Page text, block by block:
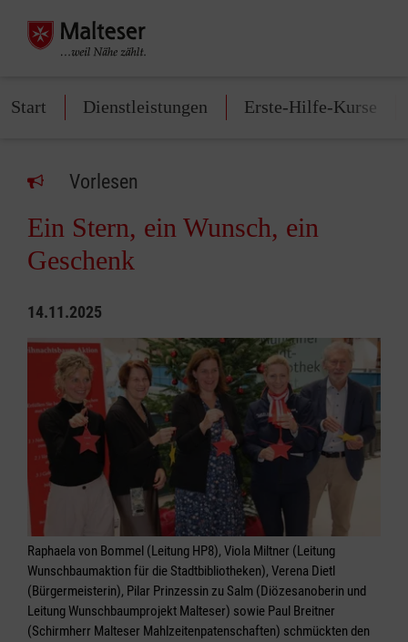
Start Dienstleistungen Erste-Hilfe-Kurse
Vorlesen
Ein Stern, ein Wunsch, ein
Geschenk
14.11.2025
Raphaela von Bommel (Leitung HP8), Viola Miltner (Leitung
Wunschbaumaktion für die Stadtbibliotheken), Verena Dietl
(Bürgermeisterin), Pilar Prinzessin zu Salm (Diözesanoberin und
Leitung Wunschbaumprojekt Malteser) sowie Paul Breitner
(Schirmherr Malteser Mahlzeitenpatenschaften) schmückten den